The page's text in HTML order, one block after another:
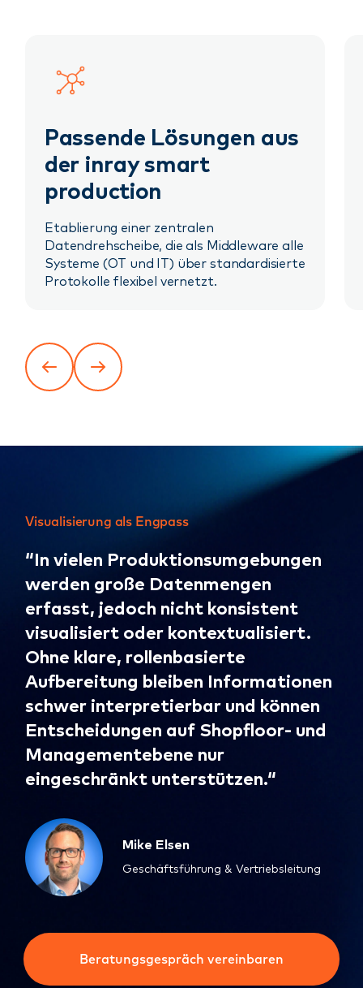
Passende Lösungen aus
der inray smart
production
Etablierung einer zentralen
Datendrehscheibe, die als Middleware alle
Systeme (OT und IT) über standardisierte
Protokolle flexibel vernetzt.
Visualisierung als Engpass
“In vielen Produktionsumgebungen
werden große Datenmengen
erfasst, jedoch nicht konsistent
visualisiert oder kontextualisiert.
Ohne klare, rollenbasierte
Aufbereitung bleiben Informationen
schwer interpretierbar und können
Entscheidungen auf Shopfloor- und
Managementebene nur
eingeschränkt unterstützen.“
Mike Elsen
Geschäftsführung & Vertriebsleitung
Beratungsgespräch vereinbaren